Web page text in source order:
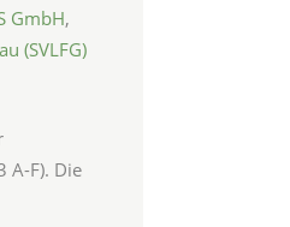
GmbH,
(SVLFG)
A-F). Die